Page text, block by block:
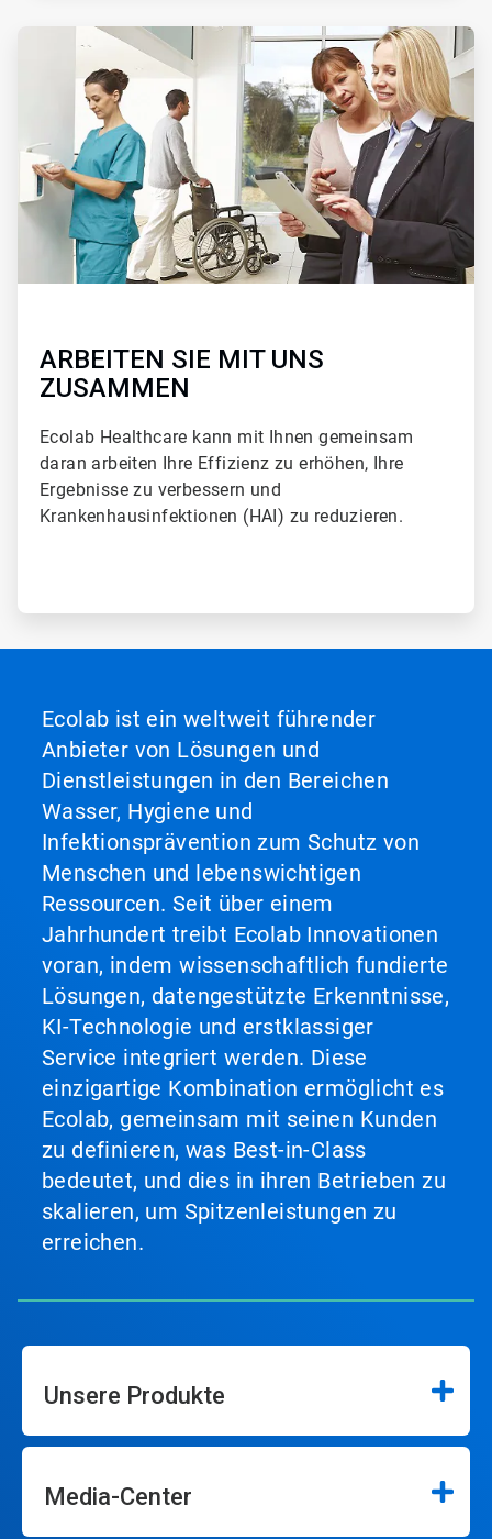
ARBEITEN SIE MIT UNS
ZUSAMMEN
Ecolab Healthcare kann mit Ihnen gemeinsam
daran arbeiten Ihre Effizienz zu erhöhen, Ihre
Ergebnisse zu verbessern und
Krankenhausinfektionen (HAI) zu reduzieren.
Ecolab ist ein weltweit führender
Anbieter von Lösungen und
Dienstleistungen in den Bereichen
Wasser, Hygiene und
Infektionsprävention zum Schutz von
Menschen und lebenswichtigen
Ressourcen. Seit über einem
Jahrhundert treibt Ecolab Innovationen
voran, indem wissenschaftlich fundierte
Lösungen, datengestützte Erkenntnisse,
KI-Technologie und erstklassiger
Service integriert werden. Diese
einzigartige Kombination ermöglicht es
Ecolab, gemeinsam mit seinen Kunden
zu definieren, was Best-in-Class
bedeutet, und dies in ihren Betrieben zu
skalieren, um Spitzenleistungen zu
erreichen.
Unsere Produkte
Media-Center